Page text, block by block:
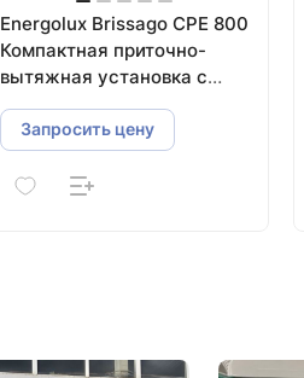
Energolux Brissago CPE 800
Компактная приточно-
вытяжная установка с
пластинчатым
рекуператором
Запросить цену